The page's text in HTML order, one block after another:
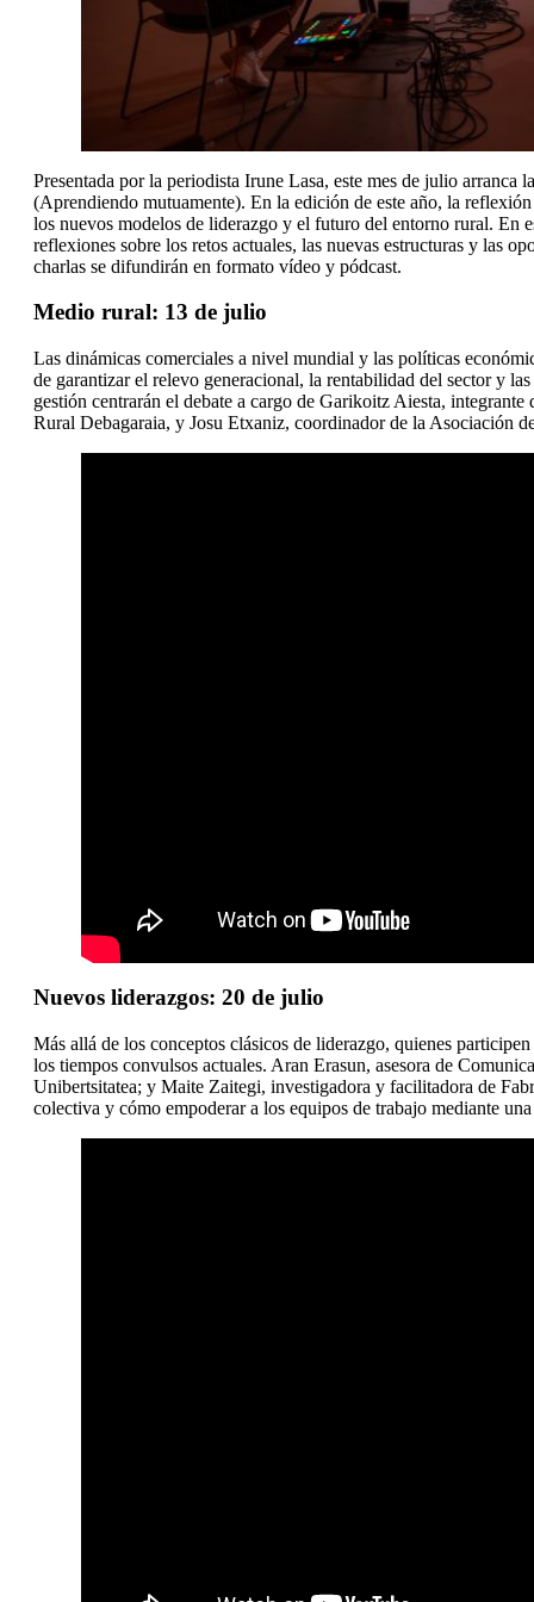
Presentada por la periodista Irune Lasa, este mes de julio arranca
(Aprendiendo mutuamente). En la edición de este año, la
los nuevos modelos de liderazgo y el futuro del entorno rural. En
reflexiones sobre los retos actuales, las nuevas estructuras y las
charlas se difundirán en formato vídeo y pódcast.
Medio rural: 13 de julio
Las dinámicas comerciales a nivel mundial y las políticas
de garantizar el relevo generacional, la rentabilidad del sector y
gestión centrarán el debate a cargo de Garikoitz Aiesta,
Rural Debagaraia, y Josu Etxaniz, coordinador de la Asociación
Nuevos liderazgos: 20 de julio
Más allá de los conceptos clásicos de liderazgo, quienes
los tiempos convulsos actuales. Aran Erasun, asesora de
Unibertsitatea; y Maite Zaitegi, investigadora y facilitadora de
colectiva y cómo empoderar a los equipos de trabajo mediante